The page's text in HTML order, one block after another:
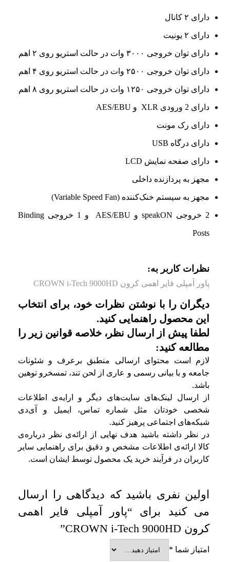
دارای ۲ کانال
دارای ۲ یونیت
دارای توان خروجی ۳۰۰۰ وات در حالت استریو روی ۲ اهم
دارای توان خروجی ۲۵۰۰ وات در حالت استریو روی ۴ اهم
دارای توان خروجی ۱۲۵۰ وات در حالت استریو روی ۸ اهم
دارای 2 ورودی XLR و AES/EBU
دارای رک مونت
دارای درگاه USB
دارای صفحه نمایش LCD
مجهز به پردازنده داخلی
مجهز به سیستم خنک‌کننده (Variable Speed Fan)
2 خروجی speakON و AES/EBU و 1 خروجی Binding
Posts
نظرات کاربر به:
پاور آمپلی فایر اهمی کرون CROWN i-Tech 9000HD
دیگران را با نوشتن نظرات خود، برای انتخاب
این محصول راهنمایی کنید.
لطفا پیش از ارسال نظر، خلاصه قوانین زیر را
مطالعه کنید:
لازم است محتوای ارسالی منطبق برعرف و شئونات
جامعه و با بیانی رسمی و عاری از لحن تند، تمسخرو توهین
باشد.
از ارسال لینک‌های سایت‌های دیگر و ارایه‌ی اطلاعات
شخصی خودتان مثل شماره تماس، ایمیل و آی‌دی
شبکه‌های اجتماعی پرهیز کنید.
در نظر داشته باشید هدف نهایی از ارائه‌ی نظر درباره‌ی
کالا ارائه‌ی اطلاعات مشخص و دقیق برای راهنمایی سایر
کاربران در فرآیند خرید یک محصول توسط ایشان است.
اولین نفری باشید که دیدگاهی را ارسال
می کنید برای “پاور آمپلی فایر اهمی
کرون CROWN i-Tech 9000HD”
امتیاز شما*